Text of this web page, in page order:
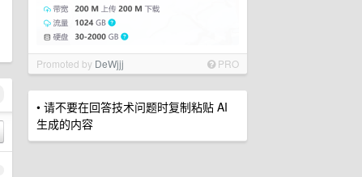
Promoted by DeWjjj PRO
• 请不要在回答技术问题时复制粘贴 AI
生成的内容